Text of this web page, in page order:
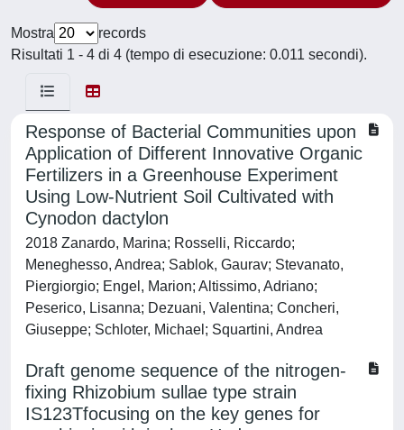
Mostra
records
Risultati 1 - 4 di 4 (tempo di esecuzione: 0.011 secondi).
Response of Bacterial Communities upon
Application of Different Innovative Organic
Fertilizers in a Greenhouse Experiment
Using Low-Nutrient Soil Cultivated with
Cynodon dactylon
2018 Zanardo, Marina; Rosselli, Riccardo;
Meneghesso, Andrea; Sablok, Gaurav; Stevanato,
Piergiorgio; Engel, Marion; Altissimo, Adriano;
Peserico, Lisanna; Dezuani, Valentina; Concheri,
Giuseppe; Schloter, Michael; Squartini, Andrea
Draft genome sequence of the nitrogen-
fixing Rhizobium sullae type strain
IS123Tfocusing on the key genes for